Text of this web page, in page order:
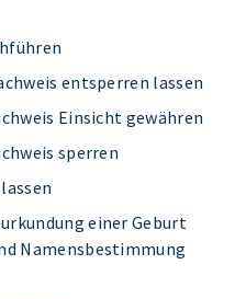
entsperren lassen
Einsicht gewähren
sperren
einer Geburt
Namensbestimmung